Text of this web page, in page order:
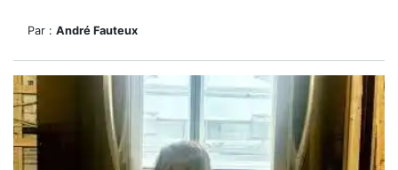
Par : André Fauteux